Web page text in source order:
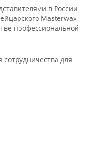
в России
Masterwax,
профессиональной
для